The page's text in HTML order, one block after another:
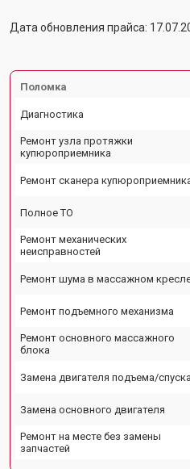
Дата обновления прайса:
Поломка
Диагностика
Ремонт узла протяжки
купюроприемника
Ремонт сканера
Полное ТО
Ремонт механических
неисправностей
Ремонт шума в массажном
Ремонт подъемного механизма
Ремонт основного массажного
блока
Замена двигателя подъема/спуска
Замена основного двигателя
Ремонт на месте без замены
запчастей